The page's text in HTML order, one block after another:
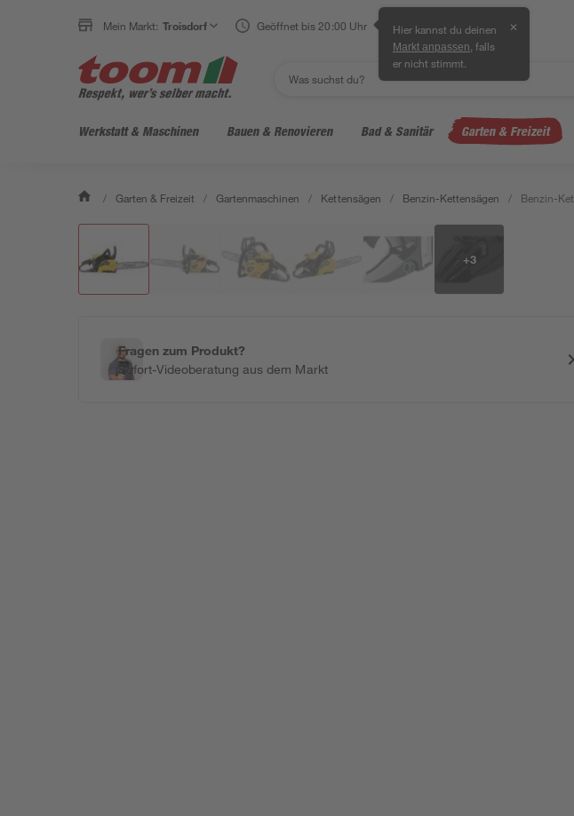
Mein Markt: Troisdorf Geöffnet bis 20:00 Uhr Hier kannst du deinen
Markt anpassen , falls
er nicht stimmt.
✕
Werkstatt & Maschinen Bauen & Renovieren Bad & Sanitär Garten & Freizeit
/ Garten & Freizeit / Gartenmaschinen / Kettensägen / Benzin-Kettensägen / Benzin-
+3
Fragen zum Produkt?
Sofort-Videoberatung aus dem Markt